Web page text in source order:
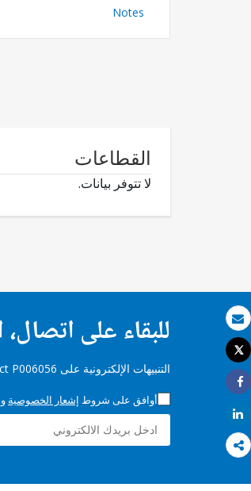
بريد الكتروني
طباعة
Tweet
Share
Share
Notes
القطاعات
لا تتوفر بيانات.
للبقاء على
التنبيهات الإلكترونية على Project P006056
أوافق على شروط إشعار الخصوصية